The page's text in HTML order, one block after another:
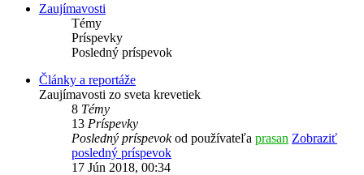
Zaujímavosti
Témy
Príspevky
Posledný príspevok
Články a reportáže
Zaujímavosti zo sveta krevetiek
8 Témy
13 Príspevky
Posledný príspevokod používateľa prasan Zobraziť
posledný príspevok
17 Jún 2018, 00:34